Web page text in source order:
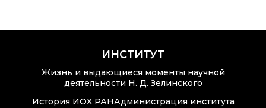
Электронная
Награды
сотрудников ИОХ
ИНСТИТУТ
Жизнь и выдающиеся моменты научной
деятельности Н. Д. Зелинского
История ИОХ РАНАдминистрация института